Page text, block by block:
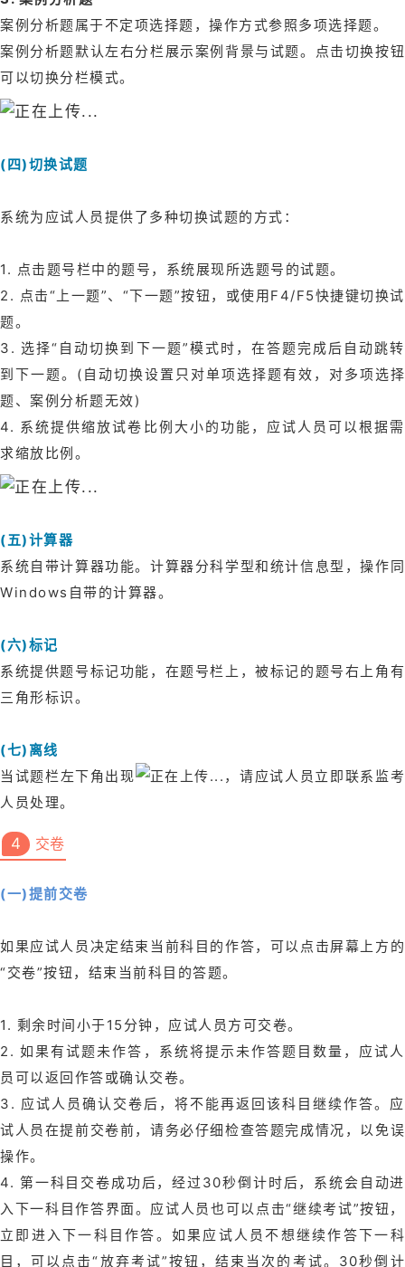
案例分析题属于不定项选择题，操作方式参照多项选择题。
案例分析题默认左右分栏展示案例背景与试题。点击切换按钮
可以切换分栏模式。
(四)切换试题
系统为应试人员提供了多种切换试题的方式：
1. 点击题号栏中的题号，系统展现所选题号的试题。
2. 点击“上一题”、“下一题”按钮，或使用F4/F5快捷键切换试
题。
3. 选择“自动切换到下一题”模式时，在答题完成后自动跳转
到下一题。(自动切换设置只对单项选择题有效，对多项选择
题、案例分析题无效)
4. 系统提供缩放试卷比例大小的功能，应试人员可以根据需
求缩放比例。
(五)计算器
系统自带计算器功能。计算器分科学型和统计信息型，操作同
Windows自带的计算器。
(六)标记
系统提供题号标记功能，在题号栏上，被标记的题号右上角有
三角形标识。
(七)离线
当试题栏左下角出现
，请应试人员立即联系监考
人员处理。
4 交卷
(一)提前交卷
如果应试人员决定结束当前科目的作答，可以点击屏幕上方的
“交卷”按钮，结束当前科目的答题。
1. 剩余时间小于15分钟，应试人员方可交卷。
2. 如果有试题未作答，系统将提示未作答题目数量，应试人
员可以返回作答或确认交卷。
3. 应试人员确认交卷后，将不能再返回该科目继续作答。应
试人员在提前交卷前，请务必仔细检查答题完成情况，以免误
操作。
4. 第一科目交卷成功后，经过30秒倒计时后，系统会自动进
入下一科目作答界面。应试人员也可以点击“继续考试”按钮，
立即进入下一科目作答。如果应试人员不想继续作答下一科
目，可以点击“放弃考试”按钮，结束当次的考试。30秒倒计